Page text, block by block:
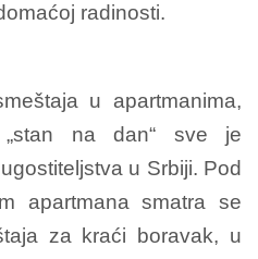
radinosti.
u apartmanima,
„stan na dan“ sve je
u Srbiji. Pod
apartmana smatra se
za kraći boravak, u